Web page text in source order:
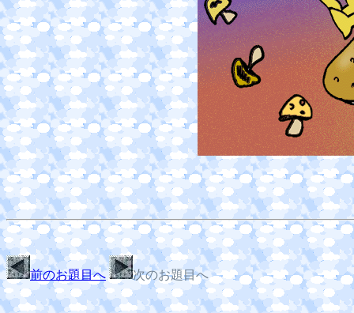
前のお題目へ 次のお題目へ